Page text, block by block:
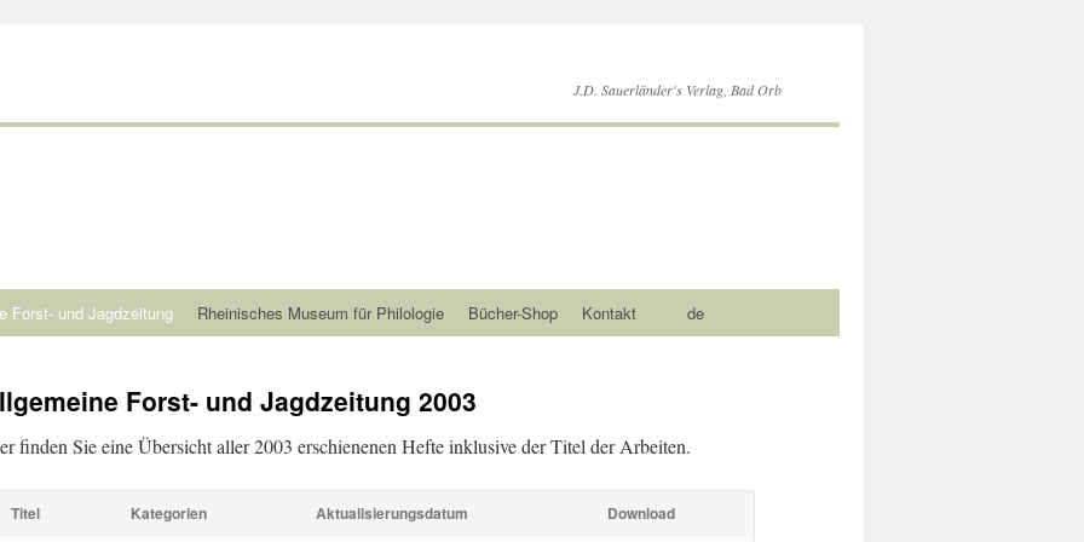
J.D. Sauerländer's Verlag, Bad Orb
Forst- und Jagdzeitung Rheinisches Museum für Philologie Bücher-Shop Kontakt de
Forst- und Jagdzeitung 2003
finden Sie eine Übersicht aller 2003 erschienenen Hefte inklusive der Titel der Arbeiten.
Titel Kategorien Aktualisierungsdatum Download